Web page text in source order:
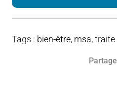
Tags : bien-être, msa,traite
Partage